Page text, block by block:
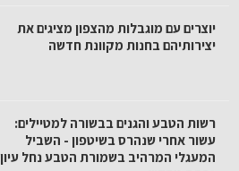
יוצרים עם מוגבלות מהצפון מציגים את
יצירותיהם בחנות מקוונת חדשה
רשות הטבע והגנים בבשורה למטיילים:
עשור אחרי שנהרס בשיטפון - השביל
המעגלי המרהיב בשמורת הטבע נחל עיון